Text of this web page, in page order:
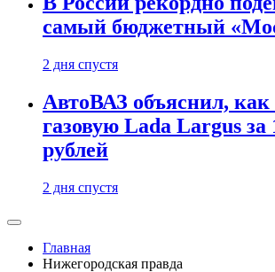
самый бюджетный
2 дня спустя
АвтоВАЗ объяснил, как
газовую Lada Largus за
рублей
2 дня спустя
Главная
Нижегородская правда